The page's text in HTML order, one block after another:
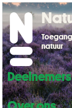
Deelnemers
natuur